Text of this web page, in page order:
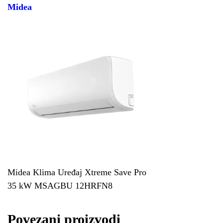
Midea
Midea Klima Uređaj Xtreme Save Pro
35 kW MSAGBU 12HRFN8
Povezani proizvodi